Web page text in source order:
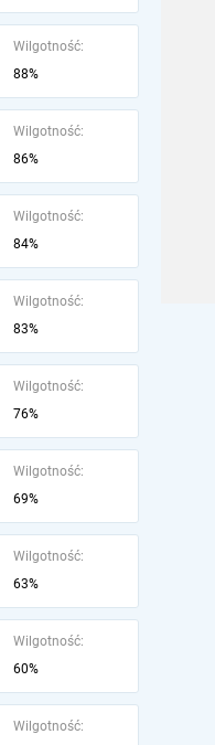
Wilgotność:
88%
Wilgotność:
86%
Wilgotność:
84%
Wilgotność:
83%
Wilgotność:
76%
Wilgotność:
69%
Wilgotność:
63%
Wilgotność:
60%
Wilgotność: